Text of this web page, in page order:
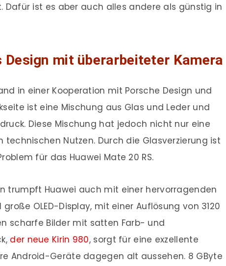
Dafür ist es aber auch alles andere als günstig in
Design mit überarbeiteter Kamera
in einer Kooperation mit Porsche Design und
ist eine Mischung aus Glas und Leder und
Diese Mischung hat jedoch nicht nur eine
Nutzen. Durch die Glasverzierung ist
für das Huawei Mate 20 RS.
trumpft Huawei auch mit einer hervorragenden
OLED-Display, mit einer Auflösung von 3120
scharfe Bilder mit satten Farb- und
der neue Kirin 980, sorgt für eine exzellente
Android-Geräte dagegen alt aussehen. 8 GByte